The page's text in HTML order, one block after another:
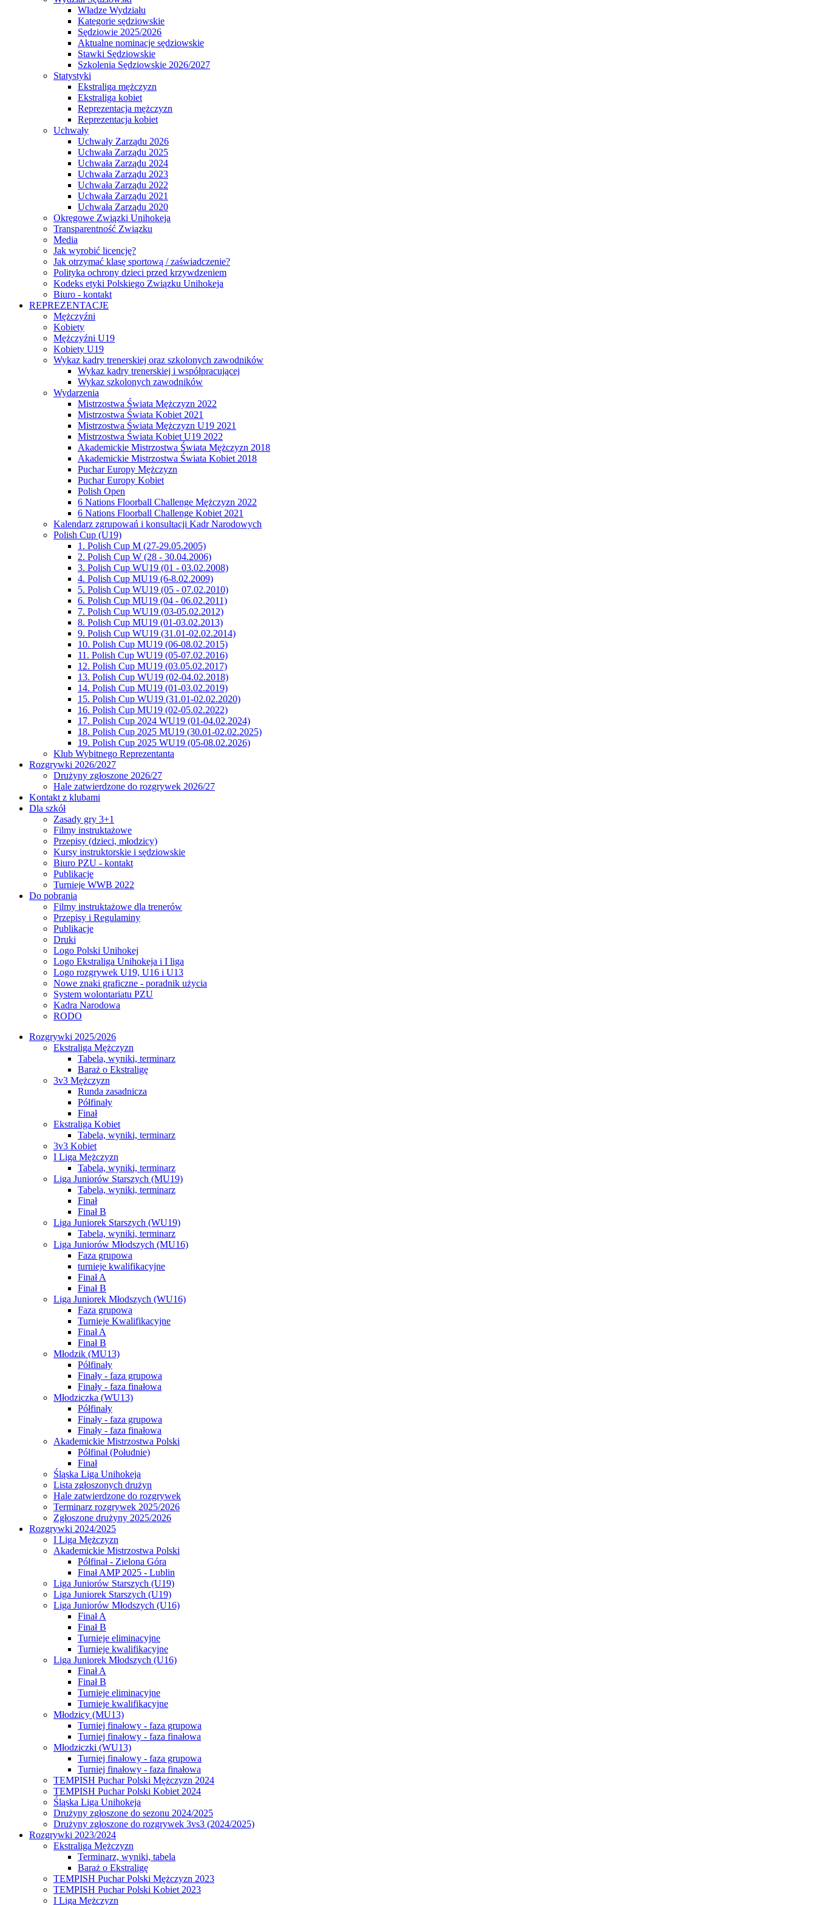
Władze Wydziału
Kategorie sędziowskie
Sędziowie 2025/2026
Aktualne nominacje sędziowskie
Stawki Sędziowskie
Szkolenia Sędziowskie 2026/2027
Statystyki
Ekstraliga mężczyzn
Ekstraliga kobiet
Reprezentacja mężczyzn
Reprezentacja kobiet
Uchwały
Uchwały Zarządu 2026
Uchwała Zarządu 2025
Uchwała Zarządu 2024
Uchwała Zarządu 2023
Uchwała Zarządu 2022
Uchwała Zarządu 2021
Uchwała Zarządu 2020
Okręgowe Związki Unihokeja
Transparentność Związku
Media
Jak wyrobić licencję?
Jak otrzymać klasę sportową / zaświadczenie?
Polityka ochrony dzieci przed krzywdzeniem
Kodeks etyki Polskiego Związku Unihokeja
Biuro - kontakt
REPREZENTACJE
Mężczyźni
Kobiety
Mężczyźni U19
Kobiety U19
Wykaz kadry trenerskiej oraz szkolonych zawodników
Wykaz kadry trenerskiej i współpracującej
Wykaz szkolonych zawodników
Wydarzenia
Mistrzostwa Świata Mężczyzn 2022
Mistrzostwa Świata Kobiet 2021
Mistrzostwa Świata Mężczyzn U19 2021
Mistrzostwa Świata Kobiet U19 2022
Akademickie Mistrzostwa Świata Mężczyzn 2018
Akademickie Mistrzostwa Świata Kobiet 2018
Puchar Europy Mężczyzn
Puchar Europy Kobiet
Polish Open
6 Nations Floorball Challenge Mężczyzn 2022
6 Nations Floorball Challenge Kobiet 2021
Kalendarz zgrupowań i konsultacji Kadr Narodowych
Polish Cup (U19)
1. Polish Cup M (27-29.05.2005)
2. Polish Cup W (28 - 30.04.2006)
3. Polish Cup WU19 (01 - 03.02.2008)
4. Polish Cup MU19 (6-8.02.2009)
5. Polish Cup WU19 (05 - 07.02.2010)
6. Polish Cup MU19 (04 - 06.02.2011)
7. Polish Cup WU19 (03-05.02.2012)
8. Polish Cup MU19 (01-03.02.2013)
9. Polish Cup WU19 (31.01-02.02.2014)
10. Polish Cup MU19 (06-08.02.2015)
11. Polish Cup WU19 (05-07.02.2016)
12. Polish Cup MU19 (03.05.02.2017)
13. Polish Cup WU19 (02-04.02.2018)
14. Polish Cup MU19 (01-03.02.2019)
15. Polish Cup WU19 (31.01-02.02.2020)
16. Polish Cup MU19 (02-05.02.2022)
17. Polish Cup 2024 WU19 (01-04.02.2024)
18. Polish Cup 2025 MU19 (30.01-02.02.2025)
19. Polish Cup 2025 WU19 (05-08.02.2026)
Klub Wybitnego Reprezentanta
Rozgrywki 2026/2027
Drużyny zgłoszone 2026/27
Hale zatwierdzone do rozgrywek 2026/27
Kontakt z klubami
Dla szkół
Zasady gry 3+1
Filmy instruktażowe
Przepisy (dzieci, młodzicy)
Kursy instruktorskie i sędziowskie
Biuro PZU - kontakt
Publikacje
Turnieje WWB 2022
Do pobrania
Filmy instruktażowe dla trenerów
Przepisy i Regulaminy
Publikacje
Druki
Logo Polski Unihokej
Logo Ekstraliga Unihokeja i I liga
Logo rozgrywek U19, U16 i U13
Nowe znaki graficzne - poradnik użycia
System wolontariatu PZU
Kadra Narodowa
RODO
Rozgrywki 2025/2026
Ekstraliga Mężczyzn
Tabela, wyniki, terminarz
Baraż o Ekstraligę
3v3 Mężczyzn
Runda zasadnicza
Półfinały
Finał
Ekstraliga Kobiet
Tabela, wyniki, terminarz
3v3 Kobiet
I Liga Mężczyzn
Tabela, wyniki, terminarz
Liga Juniorów Starszych (MU19)
Tabela, wyniki, terminarz
Finał
Finał B
Liga Juniorek Starszych (WU19)
Tabela, wyniki, terminarz
Liga Juniorów Młodszych (MU16)
Faza grupowa
turnieje kwalifikacyjne
Finał A
Finał B
Liga Juniorek Młodszych (WU16)
Faza grupowa
Turnieje Kwalifikacyjne
Finał A
Finał B
Młodzik (MU13)
Półfinały
Finały - faza grupowa
Finały - faza finałowa
Młodziczka (WU13)
Półfinały
Finały - faza grupowa
Finały - faza finałowa
Akademickie Mistrzostwa Polski
Półfinał (Południe)
Finał
Śląska Liga Unihokeja
Lista zgłoszonych drużyn
Hale zatwierdzone do rozgrywek
Terminarz rozgrywek 2025/2026
Zgłoszone drużyny 2025/2026
Rozgrywki 2024/2025
I Liga Mężczyzn
Akademickie Mistrzostwa Polski
Półfinał - Zielona Góra
Finał AMP 2025 - Lublin
Liga Juniorów Starszych (U19)
Liga Juniorek Starszych (U19)
Liga Juniorów Młodszych (U16)
Finał A
Finał B
Turnieje eliminacyjne
Turnieje kwalifikacyjne
Liga Juniorek Młodszych (U16)
Finał A
Finał B
Turnieje eliminacyjne
Turnieje kwalifikacyjne
Młodzicy (MU13)
Turniej finałowy - faza grupowa
Turniej finałowy - faza finałowa
Młodziczki (WU13)
Turniej finałowy - faza grupowa
Turniej finałowy - faza finałowa
TEMPISH Puchar Polski Mężczyzn 2024
TEMPISH Puchar Polski Kobiet 2024
Śląska Liga Unihokeja
Drużyny zgłoszone do sezonu 2024/2025
Drużyny zgłoszone do rozgrywek 3vs3 (2024/2025)
Rozgrywki 2023/2024
Ekstraliga Mężczyzn
Terminarz, wyniki, tabela
Baraż o Ekstraligę
TEMPISH Puchar Polski Mężczyzn 2023
TEMPISH Puchar Polski Kobiet 2023
I Liga Mężczyzn